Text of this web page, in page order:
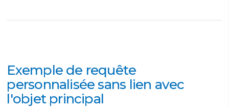
Exemple de requête
personnalisée sans lien avec
l'objet principal